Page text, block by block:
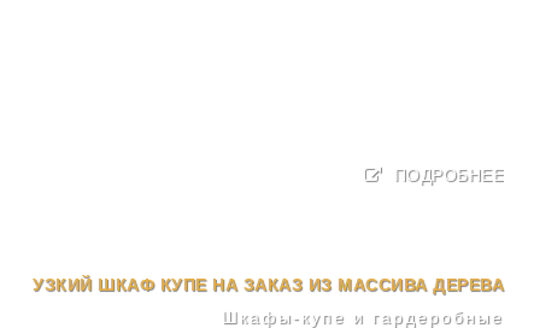
ПОДРОБНЕЕ
УЗКИЙ ШКАФ КУПЕ НА ЗАКАЗ ИЗ МАССИВА ДЕРЕВА
Шкафы-купе и гардеробные